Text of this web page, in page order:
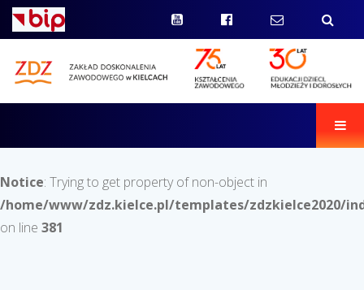
Notice: Trying to get property of non-object in
/home/www/zdz.kielce.pl/templates/zdzkielce2020/
on line 381